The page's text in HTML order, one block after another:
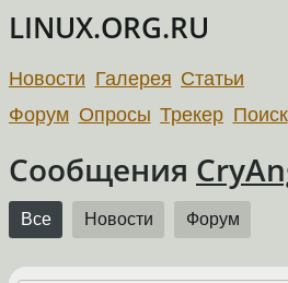
LINUX.ORG.RU
Новости Галерея Статьи
Форум Опросы Трекер Поиск
Сообщения
Все Новости Форум